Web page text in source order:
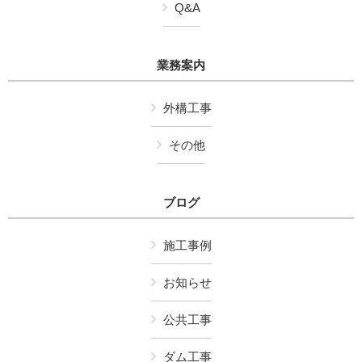
Q&A
業務案内
外構工事
その他
ブログ
施工事例
お知らせ
公共工事
ダム工事